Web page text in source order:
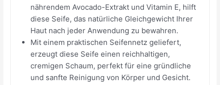
nährendem Avocado-Extrakt und Vitamin E, hilft
diese Seife, das natürliche Gleichgewicht Ihrer
Haut nach jeder Anwendung zu bewahren.
Mit einem praktischen Seifennetz geliefert,
erzeugt diese Seife einen reichhaltigen,
cremigen Schaum, perfekt für eine gründliche
und sanfte Reinigung von Körper und Gesicht.